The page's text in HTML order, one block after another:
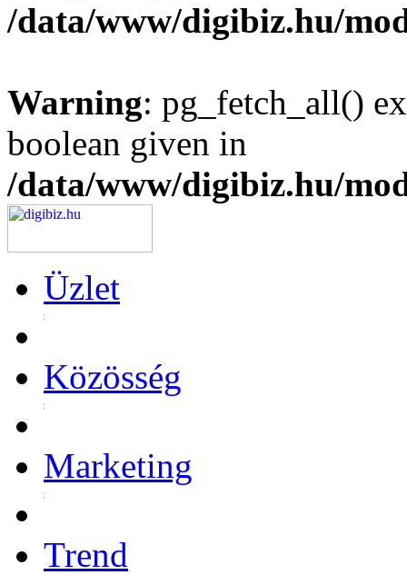
/data/www/digibiz.hu/
Warning: pg_fetch_all()
boolean given in
/data/www/digibiz.hu/
Üzlet
Közösség
Marketing
Trend